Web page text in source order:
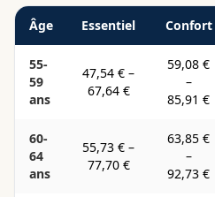
Âge Essentiel Confort
55-
59
ans
47,54 € –
67,64 €
59,08 €
–
85,91 €
60-
64
ans
55,73 € –
77,70 €
63,85 €
–
92,73 €